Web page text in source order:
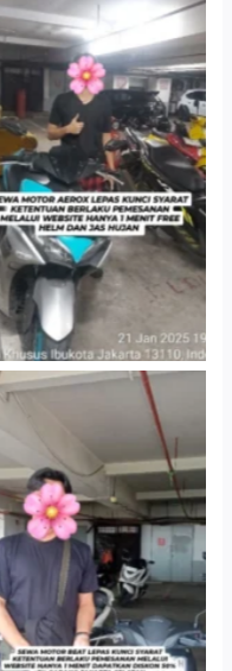
Cityplaza Jatinegara
Gedung Parkir P6A
Cityplaza Jatinegara
Gedung Parkir P6A